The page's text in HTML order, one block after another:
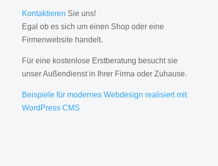
Kontaktieren Sie uns!
Egal ob es sich um einen Shop oder eine
Firmenwebsite handelt.
Für eine kostenlose Erstberatung besucht sie
unser Außendienst in Ihrer Firma oder Zuhause.
Beispiele für modernes Webdesign realisiert mit
WordPress CMS